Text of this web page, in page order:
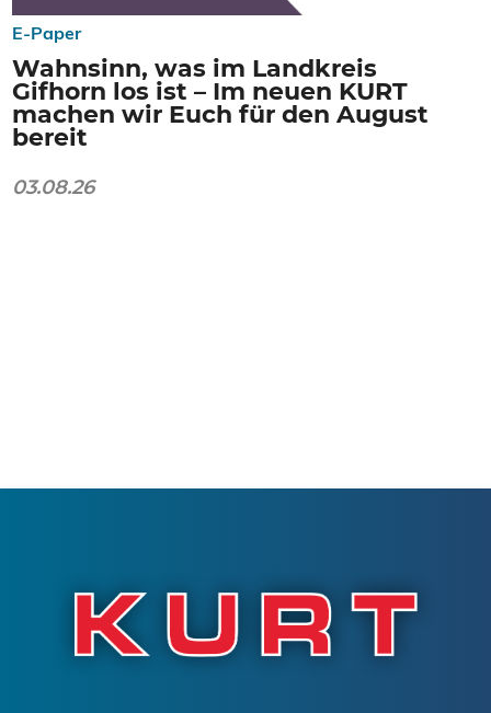
E-Paper
Wahnsinn, was im Landkreis
Gifhorn los ist – Im neuen KURT
machen wir Euch für den August
bereit
03.08.26